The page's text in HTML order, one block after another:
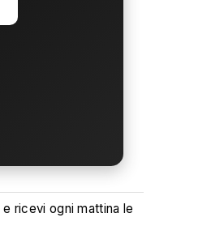
e ricevi ogni mattina le